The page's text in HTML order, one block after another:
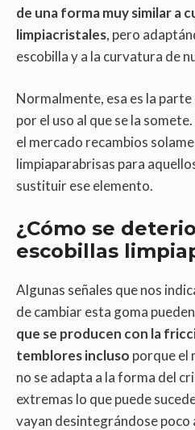
de una forma muy similar a
limpiacristales, pero
escobilla y a la curvatura de
Normalmente, esa es la
por el uso al que se la
el mercado recambios
limpiaparabrisas para
sustituir ese elemento.
¿Cómo se
escobillas
Algunas señales que nos
de cambiar esta goma
que se producen con la
temblores incluso porque el
no se adapta a la forma del
extremas lo que puede
vayan desintegrándose poco